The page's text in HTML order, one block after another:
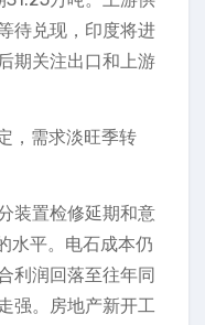
待兑现，印度将进
期关注出口和上游
，需求淡旺季转
装置检修延期和意
水平。电石成本仍
利润回落至往年同
强。房地产新开工